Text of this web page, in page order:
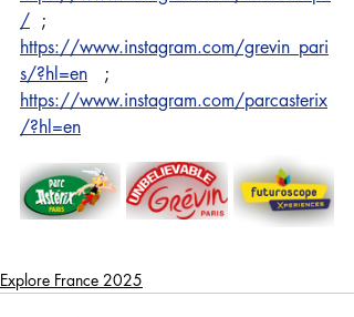
/
  ;
https://www.instagram.com/grevin_pari
s/?hl=en
   ;
https://www.instagram.com/parcasterix
/?hl=en
Explore France 2025